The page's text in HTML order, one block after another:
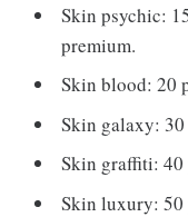
Skin psychic:
premium.
Skin blood: 20
Skin galaxy:
Skin graffiti: 40
Skin luxury: 50